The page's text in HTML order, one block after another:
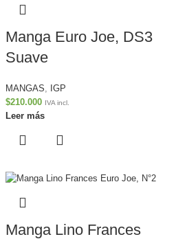
Manga Euro Joe, DS3
Suave
MANGAS, IGP
$210.000 IVA incl.
Leer más
Manga Lino Frances